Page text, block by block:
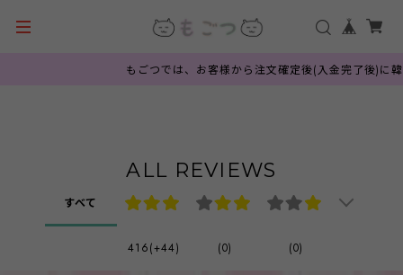
もごつでは、お客様から注文確定後(入金完了後)に
ALL REVIEWS
すべて
416(+44) (0) (0)